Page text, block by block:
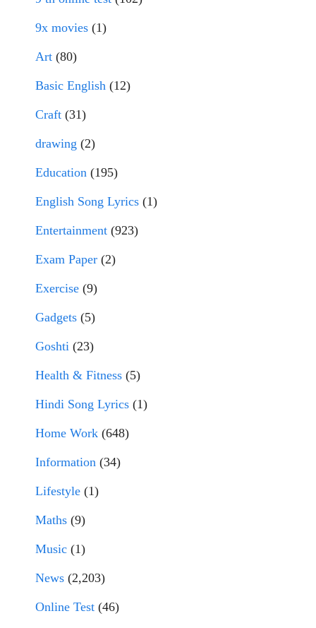
9x movies (1)
Art (80)
Basic English (12)
Craft (31)
drawing (2)
Education (195)
English Song Lyrics (1)
Entertainment (923)
Exam Paper (2)
Exercise (9)
Gadgets (5)
Goshti (23)
Health & Fitness (5)
Hindi Song Lyrics (1)
Home Work (648)
Information (34)
Lifestyle (1)
Maths (9)
Music (1)
News (2,203)
Online Test (46)